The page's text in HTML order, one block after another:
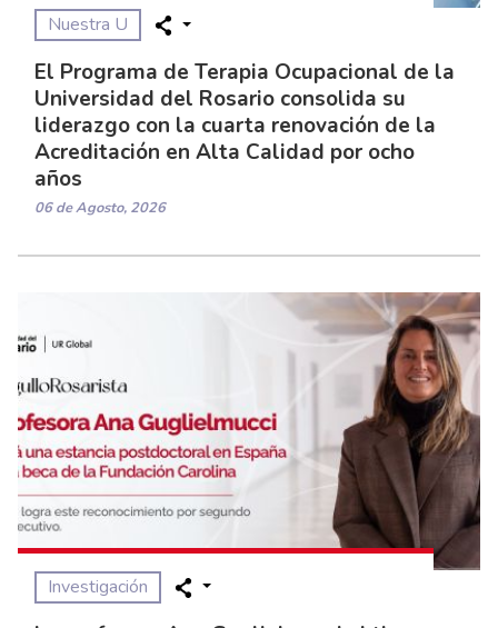
Nuestra U
El Programa de Terapia Ocupacional de la
Universidad del Rosario consolida su
liderazgo con la cuarta renovación de la
Acreditación en Alta Calidad por ocho
años
06 de Agosto, 2026
Investigación